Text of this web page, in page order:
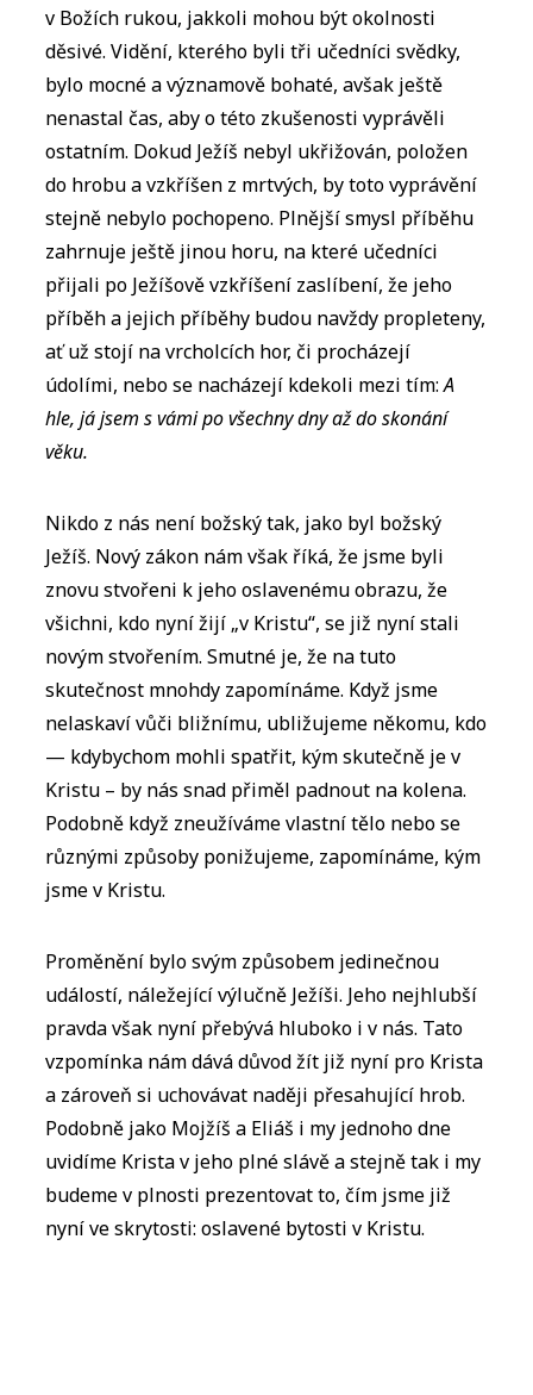
v Božích rukou, jakkoli mohou být okolnosti
děsivé. Vidění, kterého byli tři učedníci svědky,
bylo mocné a významově bohaté, avšak ještě
nenastal čas, aby o této zkušenosti vyprávěli
ostatním. Dokud Ježíš nebyl ukřižován, položen
do hrobu a vzkříšen z mrtvých, by toto vyprávění
stejně nebylo pochopeno. Plnější smysl příběhu
zahrnuje ještě jinou horu, na které učedníci
přijali po Ježíšově vzkříšení zaslíbení, že jeho
příběh a jejich příběhy budou navždy propleteny,
ať už stojí na vrcholcích hor, či procházejí
údolími, nebo se nacházejí kdekoli mezi tím:A
hle, já jsem s vámi po všechny dny až do skonání
věku.
Nikdo z nás není božský tak, jako byl božský
Ježíš. Nový zákon nám však říká, že jsme byli
znovu stvořeni k jeho oslavenému obrazu, že
všichni, kdo nyní žijí „v Kristu“, se již nyní stali
novým stvořením. Smutné je, že na tuto
skutečnost mnohdy zapomínáme. Když jsme
nelaskaví vůči bližnímu, ubližujeme někomu, kdo
— kdybychom mohli spatřit, kým skutečně je v
Kristu – by nás snad přiměl padnout na kolena.
Podobně když zneužíváme vlastní tělo nebo se
různými způsoby ponižujeme, zapomínáme, kým
jsme v Kristu.
Proměnění bylo svým způsobem jedinečnou
událostí, náležející výlučně Ježíši. Jeho nejhlubší
pravda však nyní přebývá hluboko i v nás. Tato
vzpomínka nám dává důvod žít již nyní pro Krista
a zároveň si uchovávat naději přesahující hrob.
Podobně jako Mojžíš a Eliáš i my jednoho dne
uvidíme Krista v jeho plné slávě a stejně tak i my
budeme v plnosti prezentovat to, čím jsme již
nyní ve skrytosti: oslavené bytosti v Kristu.